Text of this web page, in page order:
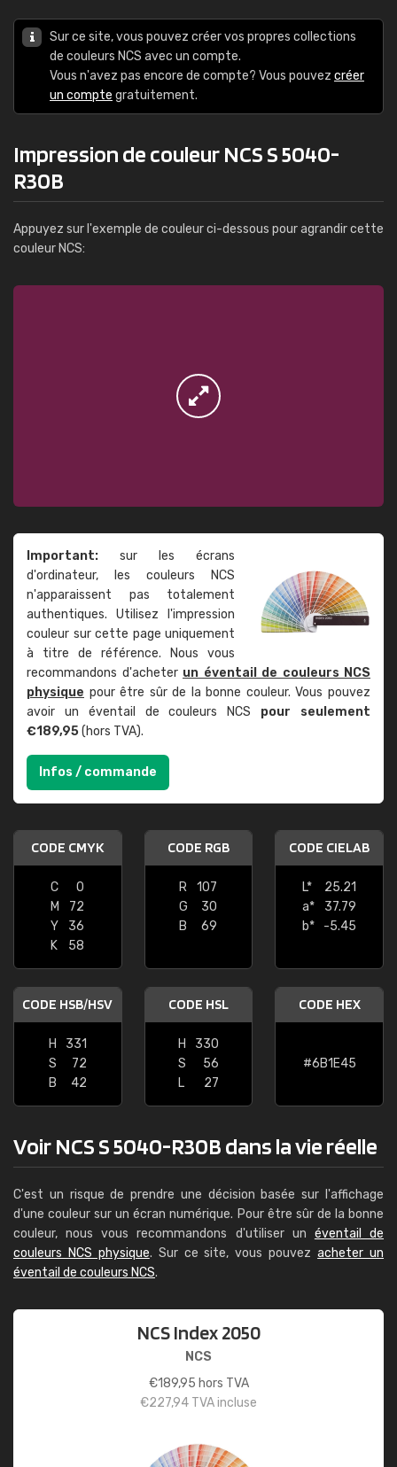
Sur ce site, vous pouvez créer vos propres collections
de couleurs NCS avec un compte.
Vous n'avez pas encore de compte? Vous pouvez créer
un compte gratuitement.
Impression de couleur NCS S 5040-
R30B
Appuyez sur l'exemple de couleur ci-dessous pour agrandir cette
couleur NCS:
Important: sur les écrans
d'ordinateur, les couleurs NCS
n'apparaissent pas totalement
authentiques. Utilisez l'impression
couleur sur cette page uniquement
à titre de référence. Nous vous
recommandons d'acheter un éventail de couleurs NCS
physique pour être sûr de la bonne couleur. Vous pouvez
avoir un éventail de couleurs NCS pour seulement
€189,95(hors TVA).
Infos / commande
CODE CMYK
C
0
M
72
Y
36
K
58
CODE RGB
R
107
G
30
B
69
CODE CIELAB
L*
25.21
a*
37.79
b*
-5.45
CODE HSB/HSV
H
331
S
72
B
42
CODE HSL
H
330
S
56
L
27
CODE HEX
#6B1E45
Voir NCS S 5040-R30B dans la vie réelle
C'est un risque de prendre une décision basée sur l'affichage
d'une couleur sur un écran numérique. Pour être sûr de la bonne
couleur, nous vous recommandons d'utiliser un éventail de
couleurs NCS physique. Sur ce site, vous pouvezacheter un
éventail de couleurs NCS.
NCS Index 2050
NCS
€189,95 hors TVA
€227,94 TVA incluse